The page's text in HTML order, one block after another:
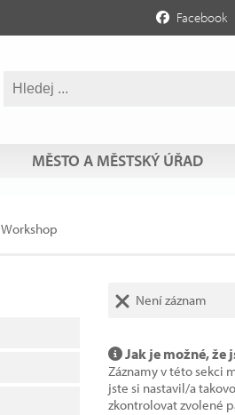
Facebook
MĚSTO A MĚSTSKÝ ÚŘAD
Workshop
Není záznam
Jak je možné, že
Záznamy v této sekci
jste si nastavil/a
zkontrolovat zvolené